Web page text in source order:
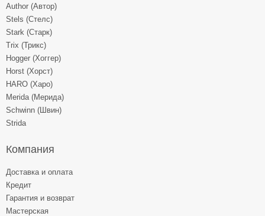
Author (Автор)
Stels (Стелс)
Stark (Старк)
Trix (Трикс)
Hogger (Хоггер)
Horst (Хорст)
HARO (Харо)
Merida (Мерида)
Schwinn (Швин)
Strida
Компания
Доставка и оплата
Кредит
Гарантия и возврат
Мастерская